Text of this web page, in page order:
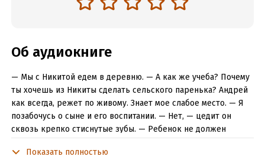
Об аудиокниге
— Мы с Никитой едем в деревню. — А как же учеба? Почему
ты хочешь из Никиты сделать сельского паренька? Андрей
как всегда, режет по живому. Знает мое слабое место. — Я
позабочусь о сыне и его воспитании. — Нет, — цедит он
сквозь крепко стиснутые зубы. — Ребенок не должен
женщину. У него будет неправильное отношение к жизни и
Показать полностью